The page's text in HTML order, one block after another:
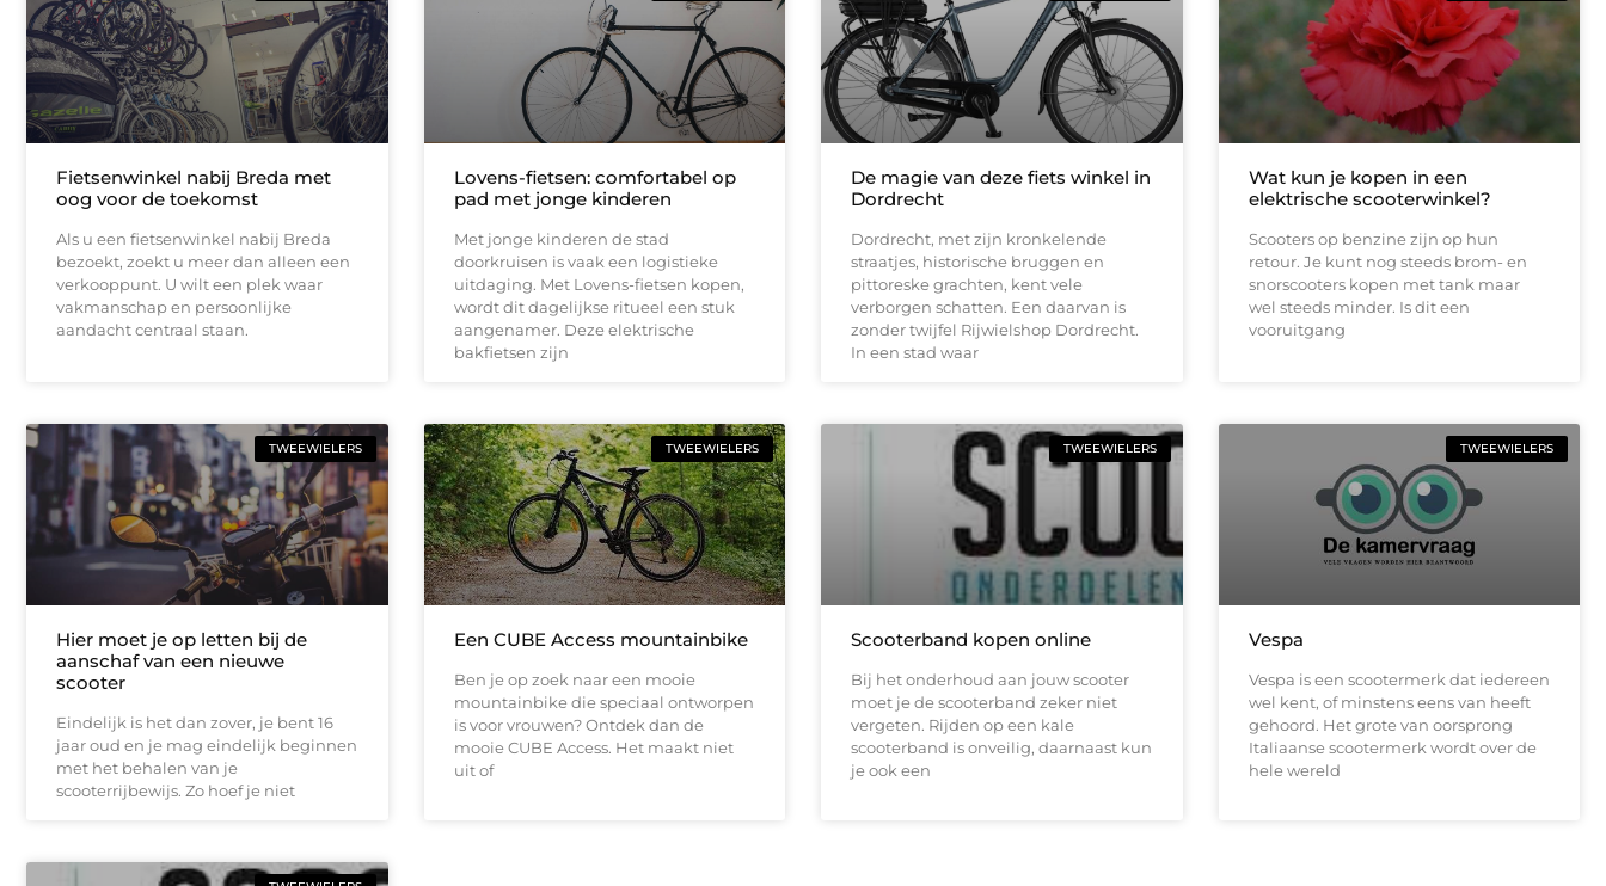
Fietsenwinkel nabij Breda met
oog voor de toekomst
Als u een fietsenwinkel nabij Breda
bezoekt, zoekt u meer dan alleen een
verkooppunt. U wilt een plek waar
vakmanschap en persoonlijke
aandacht centraal staan.
Lovens-fietsen: comfortabel op
pad met jonge kinderen
Met jonge kinderen de stad
doorkruisen is vaak een logistieke
uitdaging. Met Lovens-fietsen kopen,
wordt dit dagelijkse ritueel een stuk
aangenamer. Deze elektrische
bakfietsen zijn
De magie van deze fiets winkel in
Dordrecht
Dordrecht, met zijn kronkelende
straatjes, historische bruggen en
pittoreske grachten, kent vele
verborgen schatten. Een daarvan is
zonder twijfel Rijwielshop Dordrecht.
In een stad waar
Wat kun je kopen in een
elektrische scooterwinkel?
Scooters op benzine zijn op hun
retour. Je kunt nog steeds brom- en
snorscooters kopen met tank maar
wel steeds minder. Is dit een
vooruitgang
TWEEWIELERS
Hier moet je op letten bij de
aanschaf van een nieuwe
scooter
Eindelijk is het dan zover, je bent 16
jaar oud en je mag eindelijk beginnen
met het behalen van je
scooterrijbewijs. Zo hoef je niet
TWEEWIELERS
Een CUBE Access mountainbike
Ben je op zoek naar een mooie
mountainbike die speciaal ontworpen
is voor vrouwen? Ontdek dan de
mooie CUBE Access. Het maakt niet
uit of
TWEEWIELERS
Scooterband kopen online
Bij het onderhoud aan jouw scooter
moet je de scooterband zeker niet
vergeten. Rijden op een kale
scooterband is onveilig, daarnaast kun
je ook een
TWEEWIELERS
Vespa
Vespa is een scootermerk dat iedereen
wel kent, of minstens eens van heeft
gehoord. Het grote van oorsprong
Italiaanse scootermerk wordt over de
hele wereld